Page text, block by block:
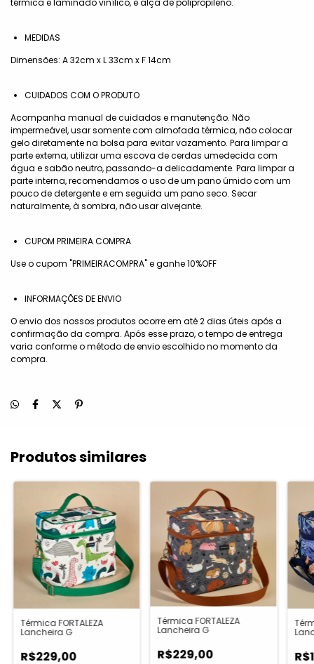
térmica e laminado vinílico, e alça de polipropileno.
MEDIDAS
Dimensões: A 32cm x L 33cm x F 14cm
CUIDADOS COM O PRODUTO
Acompanha manual de cuidados e manutenção. Não
impermeável, usar somente com almofada térmica, não colocar
gelo diretamente na bolsa para evitar vazamento. Para limpar a
parte externa, utilizar uma escova de cerdas umedecida com
água e sabão neutro, passando-a delicadamente. Para limpar a
parte interna, recomendamos o uso de um pano úmido com um
pouco de detergente e em seguida um pano seco. Secar
naturalmente, à sombra, não usar alvejante.
CUPOM PRIMEIRA COMPRA
Use o cupom "PRIMEIRACOMPRA" e ganhe 10%OFF
INFORMAÇÕES DE ENVIO
O envio dos nossos produtos ocorre em até 2 dias úteis após a
confirmação da compra. Após esse prazo, o tempo de entrega
varia conforme o método de envio escolhido no momento da
compra.
Produtos similares
Térmica FORTALEZA
Lancheira G
R$229,00
Térmica FORTALEZA
Lancheira G
R$229,00